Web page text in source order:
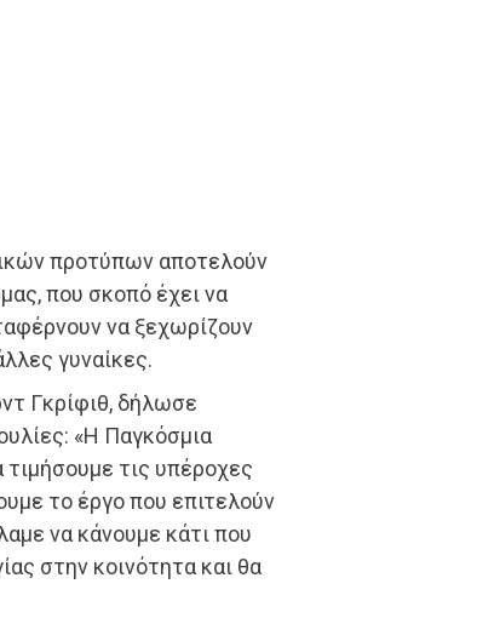
προτύπων αποτελούν
που σκοπό έχει να
να ξεχωρίζουν
γυναίκες.
Γκρίφιθ, δήλωσε
«Η Παγκόσμια
τιμήσουμε τις υπέροχες
το έργο που επιτελούν
να κάνουμε κάτι που
στην κοινότητα και θα